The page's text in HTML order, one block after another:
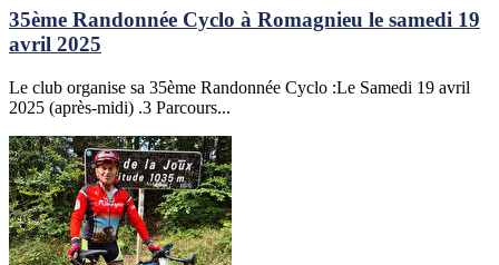
35ème Randonnée Cyclo à Romagnieu le samedi 19
avril 2025
Le club organise sa 35ème Randonnée Cyclo :Le Samedi 19 avril
2025 (après-midi) .3 Parcours...